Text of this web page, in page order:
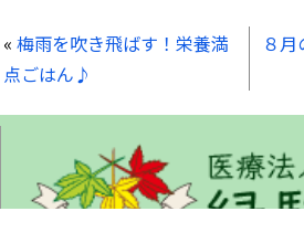
« 梅雨を吹き飛ばす！栄養満
点ごはん♪
８